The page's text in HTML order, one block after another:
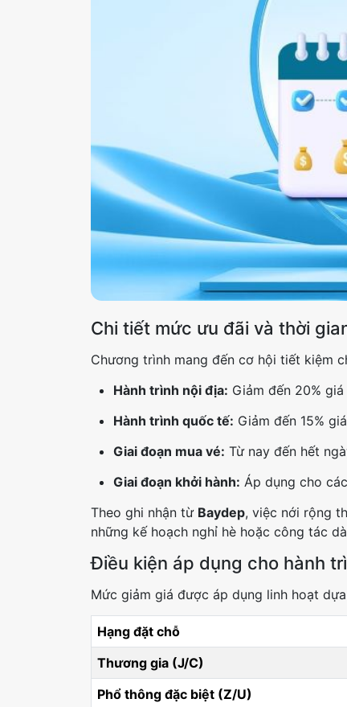
Chi tiết mức ưu đãi và thời
Chương trình mang đến cơ hội tiết kiệm
Hành trình nội địa: Giảm đến 20% giá
Hành trình quốc tế: Giảm đến 15%
Giai đoạn mua vé: Từ nay đến hết
Giai đoạn khởi hành: Áp dụng cho
Theo ghi nhận từ Baydep, việc nới rộng
những kế hoạch nghỉ hè hoặc công tác
Điều kiện áp dụng cho hành
Mức giảm giá được áp dụng linh hoạt
Hạng đặt chỗ
Thương gia (J/C)
Phổ thông đặc biệt (Z/U)